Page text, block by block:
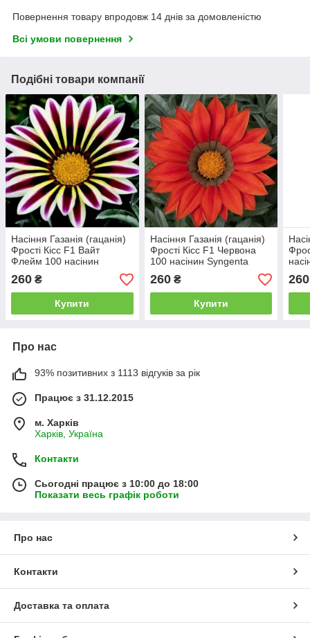
Повернення товару впродовж 14 днів за домовленістю
Всі умови повернення
Подібні товари компанії
Насіння Газанія (гацанія)
Фрості Кісс F1 Вайт
Флейм 100 насінин
Syngenta
260 ₴
Купити
Насіння Газанія (гацанія)
Фрості Кісс F1 Червона
100 насінин Syngenta
260₴
Купити
260
Про нас
93% позитивних з 1113 відгуків за рік
Працює з 31.12.2015
м. Харків
Харків, Україна
Контакти
Сьогодні працює з 10:00 до 18:00
Показати весь графік роботи
Про нас
Контакти
Доставка та оплата